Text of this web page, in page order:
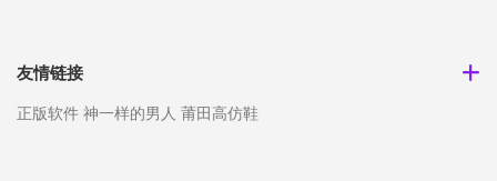
友情链接
正版软件 神一样的男人 莆田高仿鞋